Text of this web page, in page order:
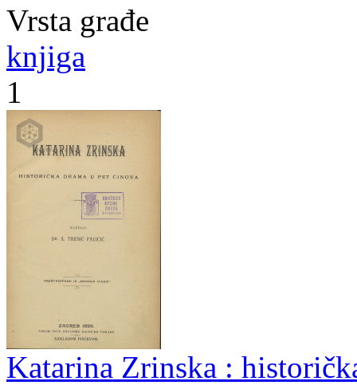
Vrsta građe
knjiga
1
Katarina Zrinska :